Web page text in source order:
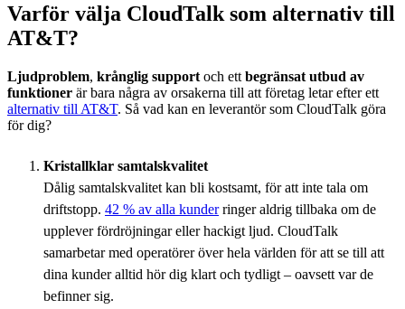
Varför välja CloudTalk som alternativ till
AT&T?
Ljudproblem, krånglig support och ett begränsat utbud av
funktioner är bara några av orsakerna till att företag letar efter ett
alternativ till AT&T. Så vad kan en leverantör som CloudTalk göra
för dig?
Kristallklar samtalskvalitet
Dålig samtalskvalitet kan bli kostsamt, för att inte tala om
driftstopp. 42 % av alla kunderringer aldrig tillbaka om de
upplever fördröjningar eller hackigt ljud. CloudTalk
samarbetar med operatörer över hela världen för att se till att
dina kunder alltid hör dig klart och tydligt – oavsett var de
befinner sig.